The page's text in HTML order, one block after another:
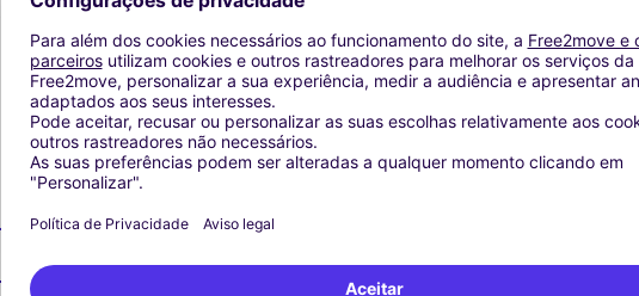
7 dia(s)
A partir de